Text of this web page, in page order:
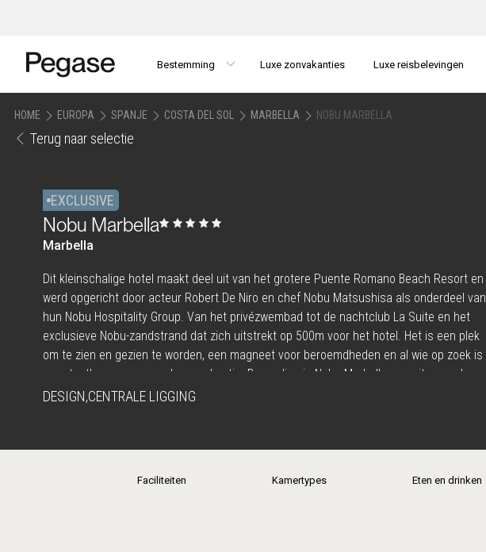
Bestemming Luxe zonvakanties Luxe reisbelevingen
HOME EUROPA SPANJE COSTA DEL SOL MARBELLA NOBU MARBELLA
Terug naar selectie
EXCLUSIVE
Nobu Marbella
Marbella
Dit kleinschalige hotel maakt deel uit van het grotere Puente Romano Beach Resort en
werd opgericht door acteur Robert De Niro en chef Nobu Matsushisa als onderdeel van
hun Nobu Hospitality Group. Van het privézwembad tot de nachtclub La Suite en het
exclusieve Nobu-zandstrand dat zich uitstrekt op 500m voor het hotel. Het is een plek
om te zien en gezien te worden, een magneet voor beroemdheden en al wie op zoek is
naar tastbare meerwaarde op vakantie. Bovendien is Nobu Marbella een uitgesproken
topbestemming voor fijnproevers. Het restaurant draagt het signatuur van
DESIGN,CENTRALE LIGGING
Faciliteiten Kamertypes Eten en drinken